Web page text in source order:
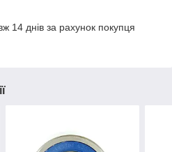
14 днів за рахунок покупця